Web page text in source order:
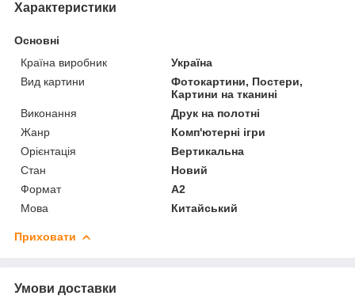
Характеристики
Основні
Країна виробник
Україна
Вид картини
Фотокартини, Постери,
Картини на тканині
Виконання
Друк на полотні
Жанр
Комп'ютерні ігри
Орієнтація
Вертикальна
Стан
Новий
Формат
A2
Мова
Китайський
Приховати
Умови доставки